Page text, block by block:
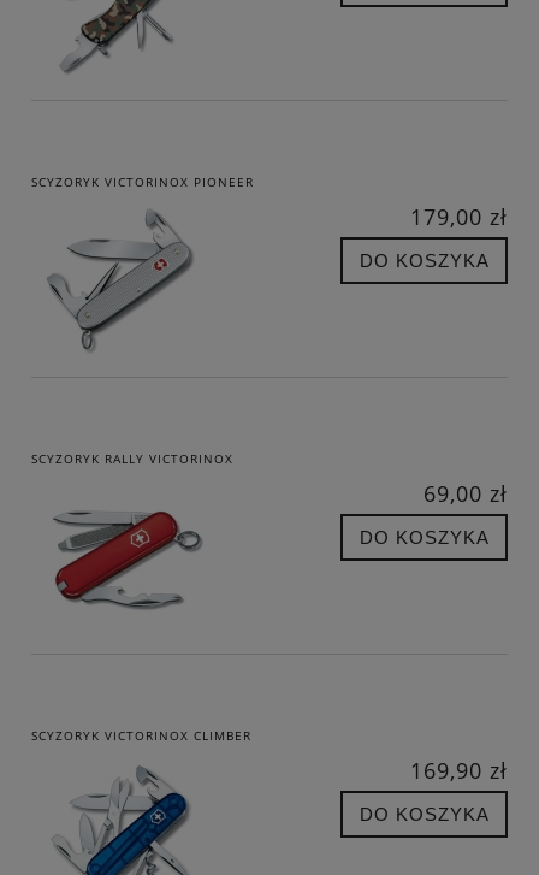
SCYZORYK VICTORINOX PIONEER
179,00 zł
DO KOSZYKA
SCYZORYK RALLY VICTORINOX
69,00 zł
DO KOSZYKA
SCYZORYK VICTORINOX CLIMBER
169,90 zł
DO KOSZYKA